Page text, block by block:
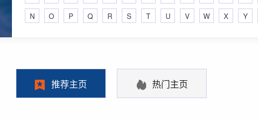
N
O P Q R S T U V W X Y
推荐主页 热门主页